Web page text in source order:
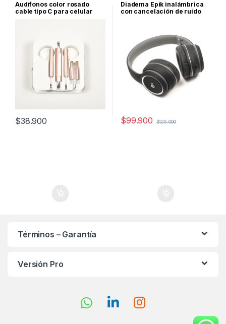
Audífonos color rosado
cable tipo C para celular
$38.900
Diadema Epik inalámbrica
con cancelación de ruido
$99.900 $125.000
Términos – Garantía
Versión Pro